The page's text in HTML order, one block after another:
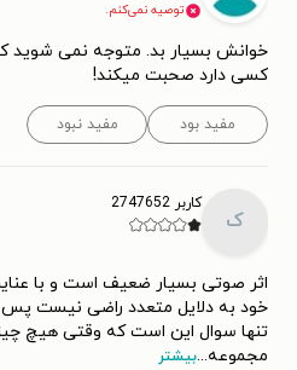
توصیه نمی‌کنم.
خوانش بسیار بد. متوجه نمی شوید
کسی دارد صحبت میکند!
مفید بود مفید نبود
ک
کاربر 2747652
اثر صوتی بسیار ضعیف است و با
خود به دلایل متعدد راضی نیست
تنها سوال این است که وقتی هیچ
مجموعه...بیشتر